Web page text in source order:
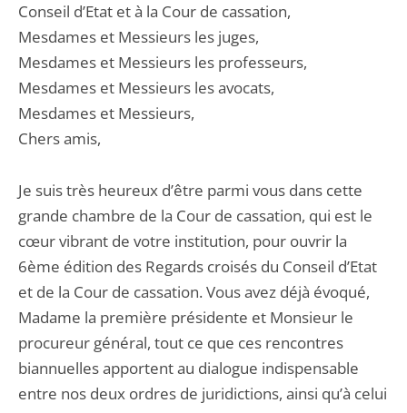
Conseil d’Etat et à la Cour de cassation,
Mesdames et Messieurs les juges,
Mesdames et Messieurs les professeurs,
Mesdames et Messieurs les avocats,
Mesdames et Messieurs,
Chers amis,
Je suis très heureux d’être parmi vous dans cette
grande chambre de la Cour de cassation, qui est le
cœur vibrant de votre institution, pour ouvrir la
6ème édition des Regards croisés du Conseil d’Etat
et de la Cour de cassation. Vous avez déjà évoqué,
Madame la première présidente et Monsieur le
procureur général, tout ce que ces rencontres
biannuelles apportent au dialogue indispensable
entre nos deux ordres de juridictions, ainsi qu’à celui